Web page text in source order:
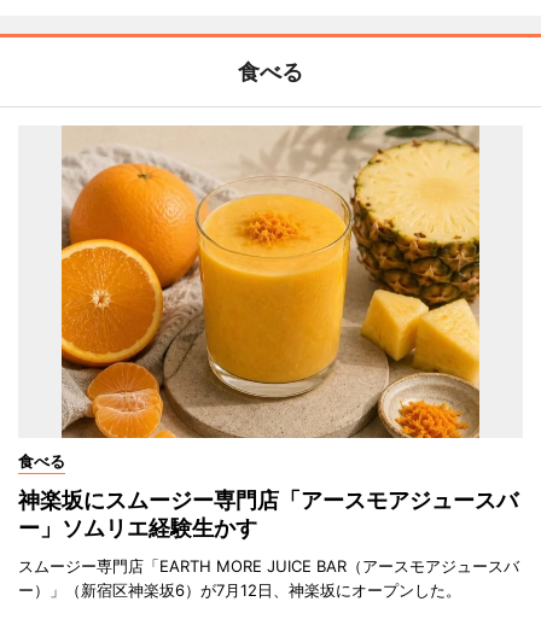
食べる
食べる
神楽坂にスムージー専門店「アースモアジュースバ
ー」ソムリエ経験生かす
スムージー専門店「EARTH MORE JUICE BAR（アースモアジュースバ
ー）」（新宿区神楽坂6）が7月12日、神楽坂にオープンした。